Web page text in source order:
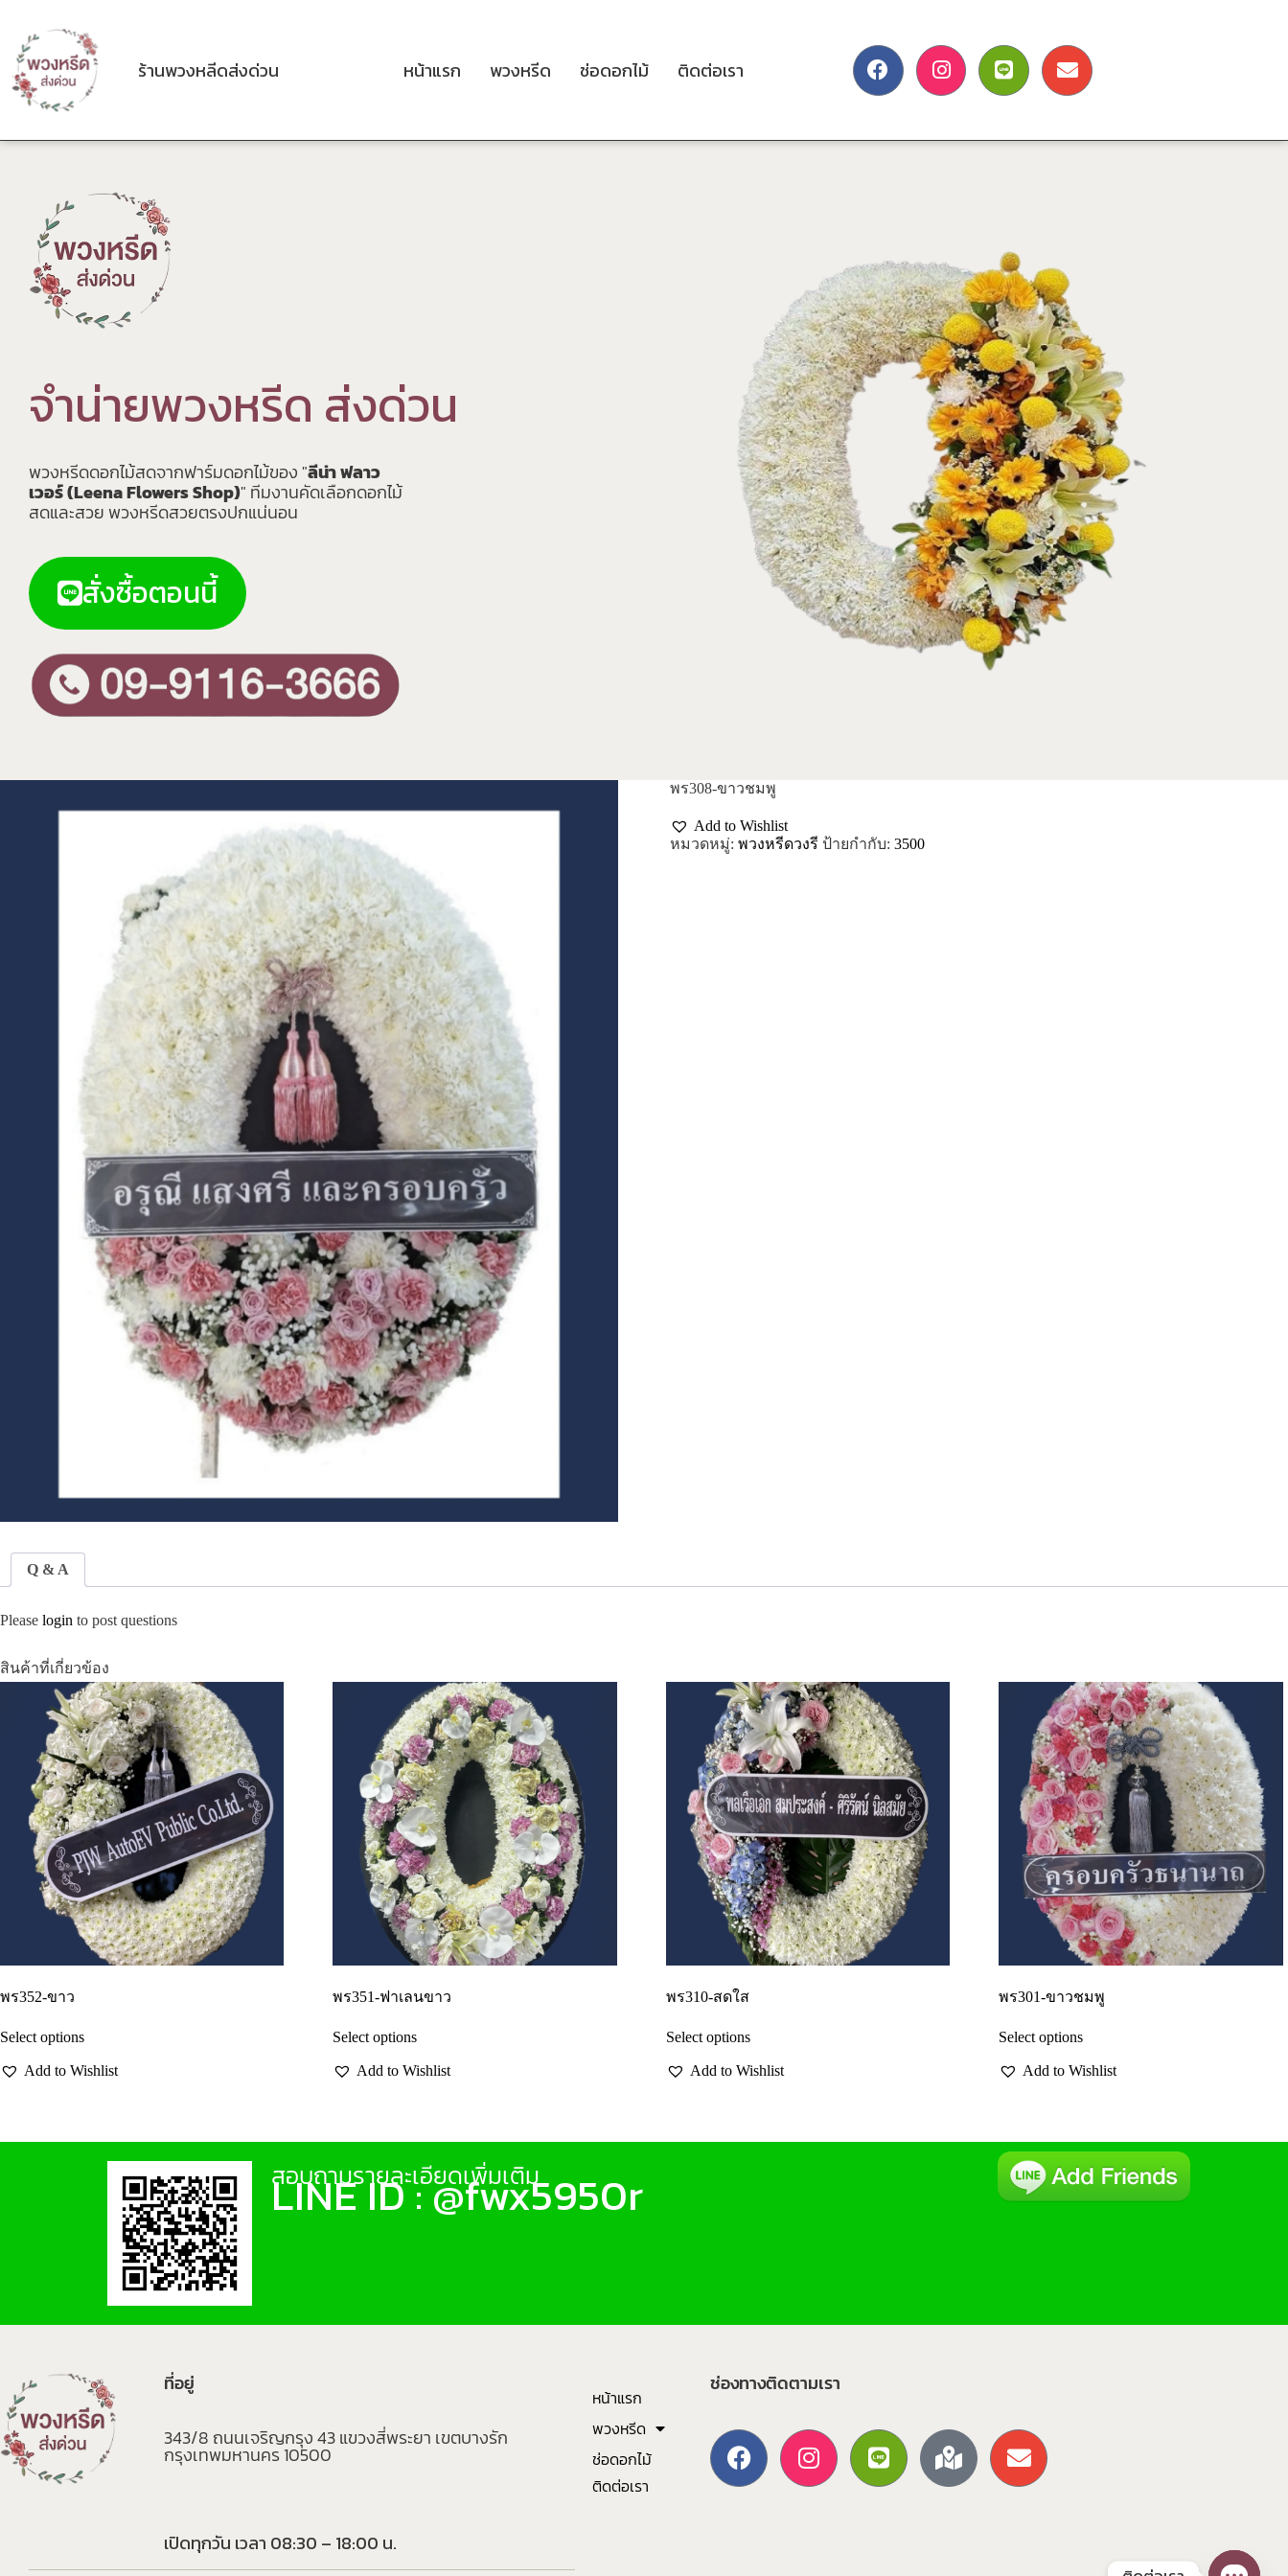
ร้านพวงหลีดส่งด่วน หน้าแรก พวงหรีด ช่อดอกไม้ ติดต่อเรา
จำนายพวงหรด สงดวน
พวงหรีดดอกไม้สดจากฟาร์มดอกไม้ของ "ลีน่า ฟลาว
เวอร์ (Leena Flowers Shop)" ทีมงานคัดเลือกดอกไม้
สดและสวย พวงหรีดสวยตรงปกแน่นอน
สั่งซื้อตอนนี้
พร308-ขาวชมพู
Add to Wishlist
หมวดหมู่: พวงหรีดวงรี ป้ายกำกับ: 3500
Q & A
Please login to post questions
สินค้าที่เกี่ยวข้อง
พร352-ขาว
Select options
Add to Wishlist
พร351-ฟาเลนขาว
Select options
Add to Wishlist
พร310-สดใส
Select options
Add to Wishlist
พร301-ขาวชมพู
Select options
Add to Wishlist
สอบถามรายละเอียดเพิ่มเติม
LINE ID : @fwx5950r
ที่อยู่
343/8 ถนนเจริญกรุง 43 แขวงสี่พระยา เขตบางรัก
กรุงเทพมหานคร 10500
เปิดทุกวัน เวลา 08:30 – 18:00 น.
หน้าแรก
พวงหรีด
ช่อดอกไม้
ติดต่อเรา
ช่องทางติดตามเรา